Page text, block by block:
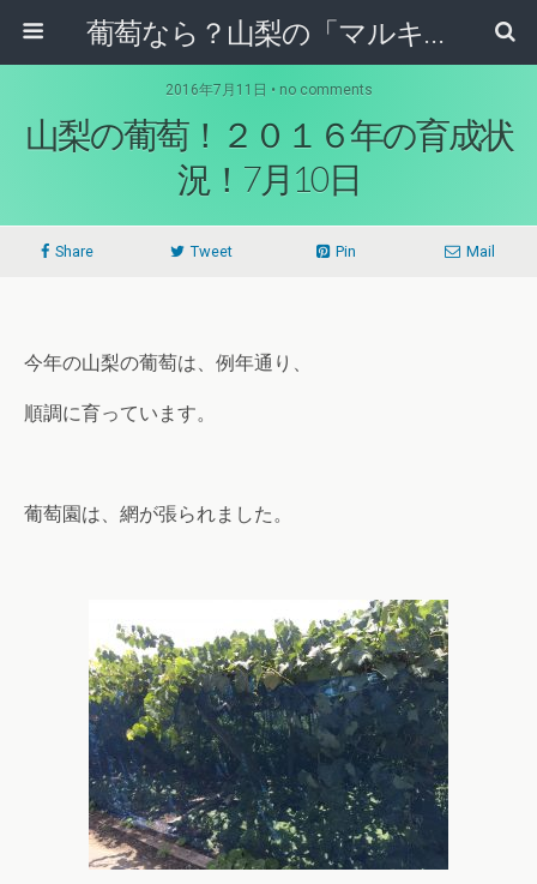
葡萄なら？山梨の「マルキ果樹園」！！
2016年7月11日 • no comments
山梨の葡萄！２０１６年の育成状
況！7月10日
Share Tweet Pin Mail
今年の山梨の葡萄は、例年通り、
順調に育っています。
葡萄園は、網が張られました。